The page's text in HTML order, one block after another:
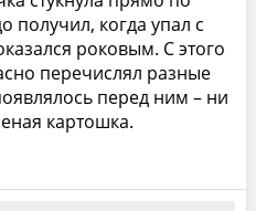
получил, когда упал с
роковым. С этого
перечислял разные
перед ним – ни
картошка.